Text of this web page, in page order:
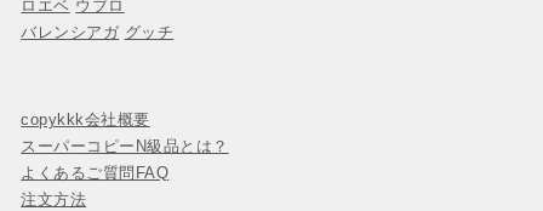
ロエベ ウブロ
バレンシアガ グッチ
copykkk会社概要
スーパーコピーN級品とは？
よくあるご質問FAQ
注文方法